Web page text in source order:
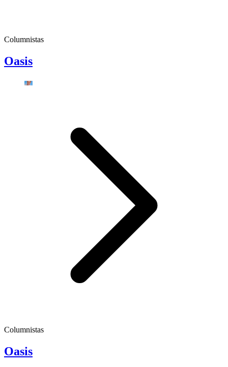
Columnistas
Oasis
Columnistas
Oasis